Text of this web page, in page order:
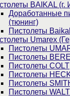
BAIKAL (г.
Доработанные
(тюнинг)
Пистолеты
Umarex
Пистолеты
Пистолеты
Пистолеты COLT
Пистолеты
Пистолеты
Пистолеты